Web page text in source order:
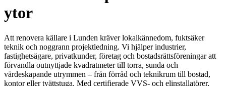
ytor
Att renovera källare i Lunden kräver lokalkännedom, fuktsäker
teknik och noggrann projektledning. Vi hjälper industrier,
fastighetsägare, privatkunder, företag och bostadsrättsföreningar att
förvandla outnyttjade kvadratmeter till torra, sunda och
värdeskapande utrymmen – från förråd och teknikrum till bostad,
kontor eller tvättstuga. Med certifierade VVS- och elinstallatörer,